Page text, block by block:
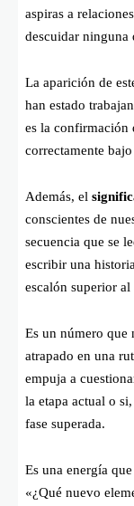
aspiras a
descuidar ninguna
La aparición de
han estado
es la confirmación
correctamente
Además, el
conscientes de
secuencia que se
escribir una
escalón superior al
Es un número que
atrapado en una
empuja a
la etapa actual o
fase superada.
Es una energía
«¿Qué nuevo